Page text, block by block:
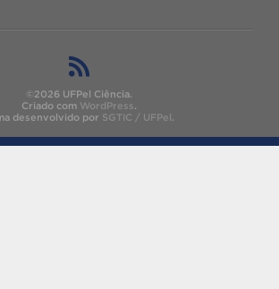
©2026 UFPel Ciência.
Criado com WordPress.
desenvolvido por SGTIC / UFPel.